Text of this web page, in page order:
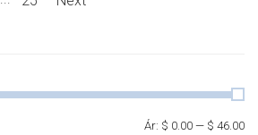
Ár: $ 0.00 — $ 46.00